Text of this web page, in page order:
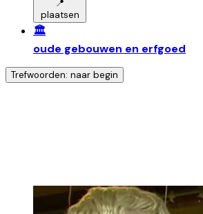
📍
plaatsen
🏛️
oude gebouwen en erfgoed
Trefwoorden: naar begin